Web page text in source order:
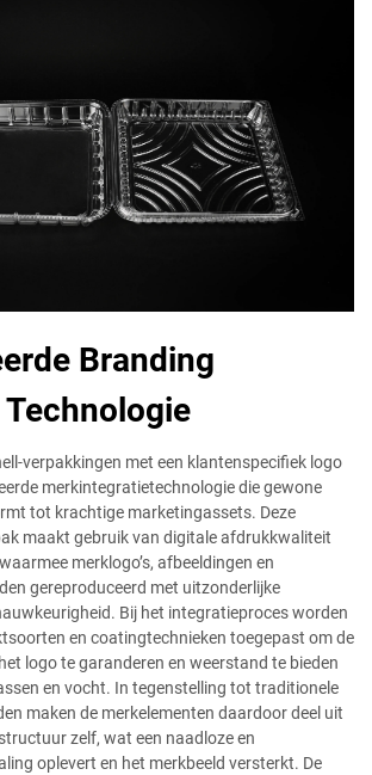
Branding
verpakkingen met een klantenspecifiek logo
merkintegratietechnologie die gewone
tot krachtige marketingassets. Deze
maakt gebruik van digitale afdrukkwaliteit
merklogo’s, afbeeldingen en
gereproduceerd met uitzonderlijke
Bij het integratieproces worden
en coatingtechnieken toegepast om de
logo te garanderen en weerstand te bieden
en vocht. In tegenstelling tot traditionele
maken de merkelementen daardoor deel uit
zelf, wat een naadloze en
oplevert en het merkbeeld versterkt. De